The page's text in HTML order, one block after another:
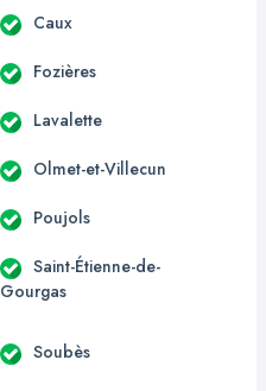
Caux
Fozières
Lavalette
Olmet-et-Villecun
Poujols
Saint-Étienne-de-
Gourgas
Soubès